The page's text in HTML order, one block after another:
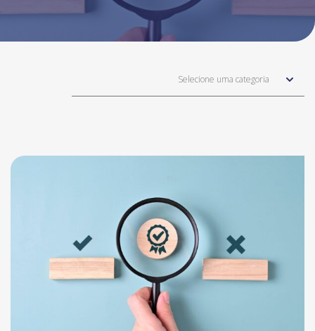
Selecione uma categoria